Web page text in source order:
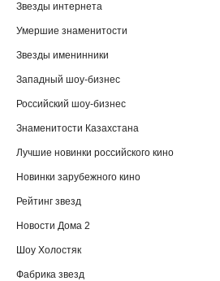
Звезды интернета
Умершие знаменитости
Звезды именинники
Западный шоу-бизнес
Российский шоу-бизнес
Знаменитости Казахстана
Лучшие новинки российского кино
Новинки зарубежного кино
Рейтинг звезд
Новости Дома 2
Шоу Холостяк
Фабрика звезд